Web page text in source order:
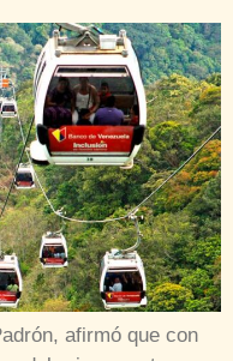
afirmó que con